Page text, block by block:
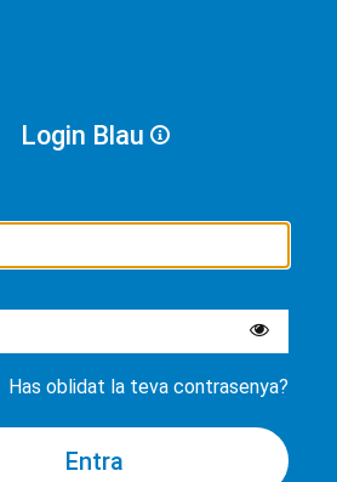
Login Blau
Has oblidat la teva contrasenya?